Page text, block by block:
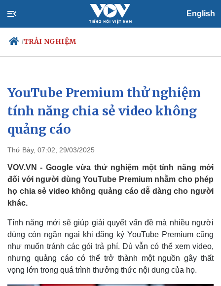
English
/TRẢI NGHIỆM
Chính trị
Đảng
Tổ chức nhân sự
Quốc hội
Nhận diện sự thật
Xã hội
Tin 24h
Dự báo thời tiết
YouTube Premium thử nghiệm
tính năng chia sẻ video không
quảng cáo
Thứ Bảy, 07:02, 29/03/2025
VOV.VN - Google vừa thử nghiệm một tính năng mới
đối với người dùng YouTube Premium nhằm cho phép
họ chia sẻ video không quảng cáo dễ dàng cho người
khác.
Tính năng mới sẽ giúp giải quyết vấn đề mà nhiều người
dùng còn ngần ngại khi đăng ký YouTube Premium cũng
như muốn tránh các gói trả phí. Dù vẫn có thể xem video,
nhưng quảng cáo có thể trở thành một nguồn gây thất
vọng lớn trong quá trình thưởng thức nội dung của họ.